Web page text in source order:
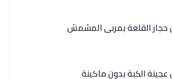
القلعة بمربى المشمش
الكبة بدون ماكينة